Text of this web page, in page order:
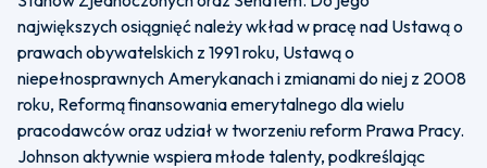
największych osiągnięć należy wkład w pracę nad Ustawą o
prawach obywatelskich z 1991 roku, Ustawą o
niepełnosprawnych Amerykanach i zmianami do niej z 2008
roku, Reformą finansowania emerytalnego dla wielu
pracodawców oraz udział w tworzeniu reform Prawa Pracy.
Johnson aktywnie wspiera młode talenty, podkreślając